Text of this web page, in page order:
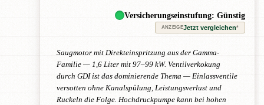
Versicherungseinstufung: Günstig
ANZEIGEJetzt vergleichen*
Saugmotor mit Direkteinspritzung aus der Gamma-
Familie — 1,6 Liter mit 97–99 kW. Ventilverkokung
durch GDI ist das dominierende Thema — Einlassventile
versotten ohne Kanalspülung, Leistungsverlust und
Ruckeln die Folge. Hochdruckpumpe kann bei hohen